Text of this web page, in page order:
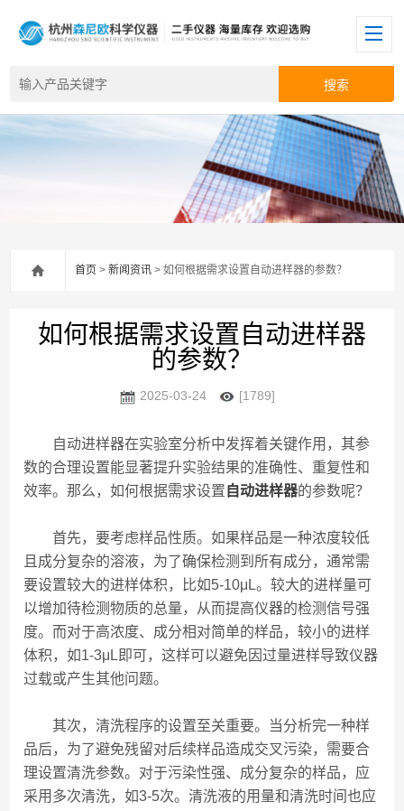
首页 >新闻资讯 > 如何根据需求设置自动进样器的参数？
如何根据需求设置自动进样器
的参数？
2025-03-24 [1789]
自动进样器在实验室分析中发挥着关键作用，其参
数的合理设置能显著提升实验结果的准确性、重复性和
效率。那么，如何根据需求设置 自动进样器的参数呢？
首先，要考虑样品性质。如果样品是一种浓度较低
且成分复杂的溶液，为了确保检测到所有成分，通常需
要设置较大的进样体积，比如5-10μL。较大的进样量可
以增加待检测物质的总量，从而提高仪器的检测信号强
度。而对于高浓度、成分相对简单的样品，较小的进样
体积，如1-3μL即可，这样可以避免因过量进样导致仪器
过载或产生其他问题。
其次，清洗程序的设置至关重要。当分析完一种样
品后，为了避免残留对后续样品造成交叉污染，需要合
理设置清洗参数。对于污染性强、成分复杂的样品，应
采用多次清洗，如3-5次。清洗液的用量和清洗时间也应